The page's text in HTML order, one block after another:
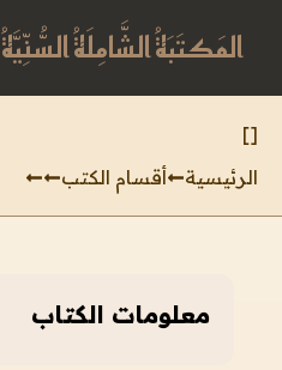
المَكتَبَةُ الشَّامِلَةُ السُّنِّيَّةُ
[
]
الرئيسية
أقسام الكتب
معلومات الكتاب